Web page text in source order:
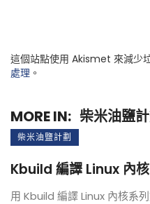
這個站點使用 Akismet 來減少
處理 。
MORE IN: 柴米油鹽
柴米油鹽計劃
Kbuild 編譯 Linux 內核
用 Kbuild 編譯 Linux 內核系